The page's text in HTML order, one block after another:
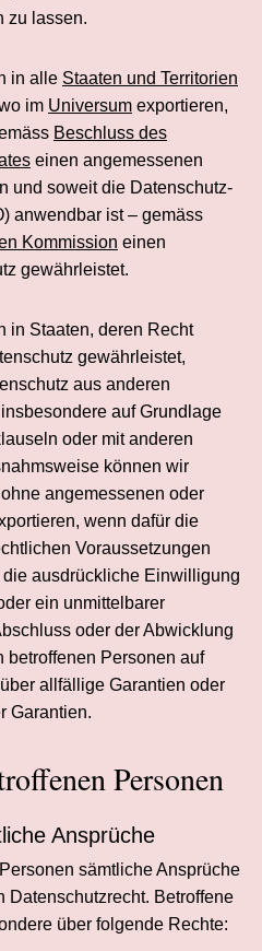
zu lassen.
in alle Staaten und Territorien
im Universum exportieren,
Beschluss des
einen angemessenen
und soweit die Datenschutz-
anwendbar ist – gemäss
Kommission einen
gewährleistet.
in Staaten, deren Recht
gewährleistet,
aus anderen
auf Grundlage
oder mit anderen
können wir
angemessenen oder
wenn dafür die
Voraussetzungen
ausdrückliche Einwilligung
ein unmittelbarer
oder der Abwicklung
betroffenen Personen auf
allfällige Garantien oder
Garantien.
Personen
Ansprüche
sämtliche Ansprüche
Datenschutzrecht. Betroffene
über folgende Rechte: